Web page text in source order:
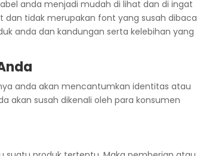
anda menjadi mudah di lihat dan di ingat
dan tidak merupakan font yang susah dibaca
anda dan kandungan serta kelebihan yang
anda akan mencantumkan identitas atau
akan susah dikenali oleh para konsumen